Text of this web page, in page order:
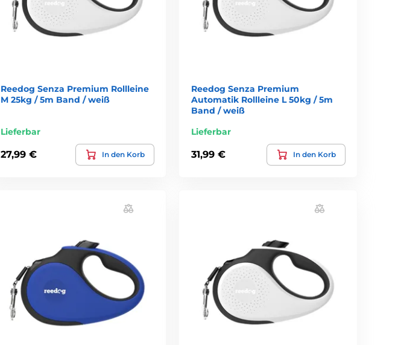
Reedog Senza Premium Rollleine
M 25kg / 5m Band / weiß
Lieferbar
27,99 € In den Korb
Reedog Senza Premium
Automatik Rollleine L 50kg / 5m
Band / weiß
Lieferbar
31,99 € In den Korb